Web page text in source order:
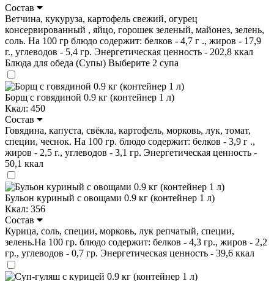
Состав
Ветчина, кукуруза, картофель свежий, огурец
консервированный , яйцо, горошек зеленый, майонез, зелень,
соль. На 100 гр блюдо содержит: белков - 4,7 г ., жиров - 17,9
г., углеводов - 5,4 гр. Энергетическая ценность - 202,8 ккал
Блюда для обеда (Супы) Выберите 2 супа
Борщ с говядиной 0.9 кг (контейнер 1 л)
Ккал: 450
Состав
Говядина, капуста, свёкла, картофель, морковь, лук, томат,
специи, чеснок. На 100 гр. блюдо содержит: белков - 3,9 г .,
жиров - 2,5 г., углеводов - 3,1 гр. Энергетическая ценность -
50,1 ккал
Бульон куриный с овощами 0.9 кг (контейнер 1 л)
Ккал: 356
Состав
Курица, соль, специи, морковь, лук репчатый, специи,
зелень.На 100 гр. блюдо содержит: белков - 4,3 гр., жиров - 2,2
гр., углеводов - 0,7 гр. Энергетическая ценность - 39,6 ккал